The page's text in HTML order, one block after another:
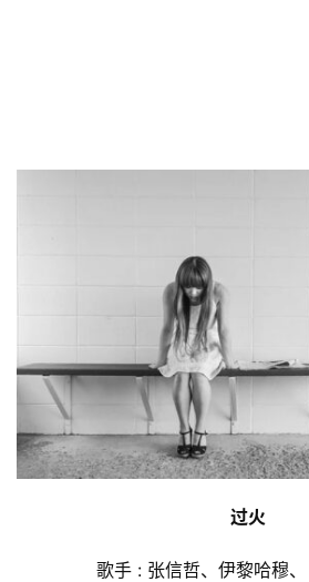
过火
歌手 : 张信哲、伊黎哈穆